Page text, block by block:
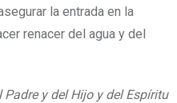
la entrada en la
renacer del agua y del
Padre y del Hijo y del Espíritu